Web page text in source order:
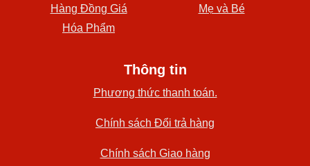
Hàng Đồng Giá
Mẹ và Bé
Hóa Phẩm
Thông tin
Phương thức thanh toán.
Chính sách Đổi trả hàng
Chính sách Giao hàng